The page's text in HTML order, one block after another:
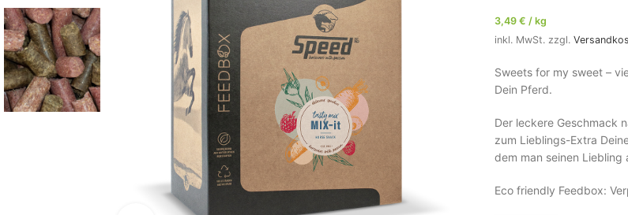
3,49 € / kg
inkl. MwSt. zzgl.
Sweets for my sweet –
Dein Pferd.
Der leckere Geschmack
zum Lieblings-Extra
dem man seinen
Eco friendly Feedbox: